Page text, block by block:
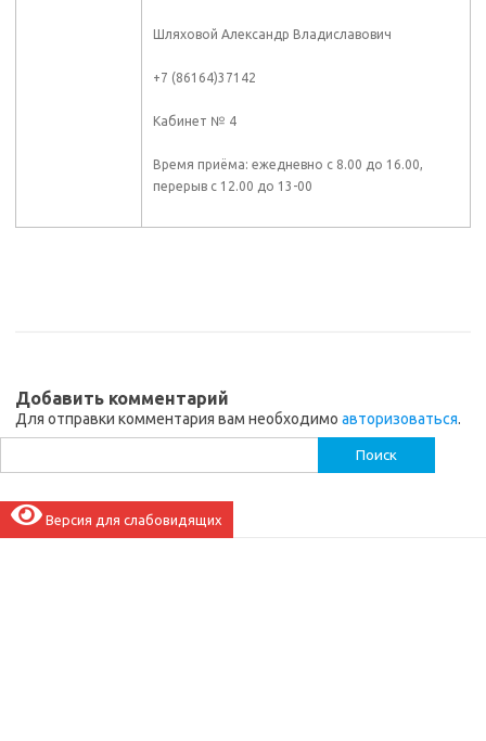
Шляховой Александр Владиславович
+7 (86164)37142
Кабинет № 4
Время приёма: ежедневно с 8.00 до 16.00,
перерыв с 12.00 до 13-00
Добавить комментарий
Для отправки комментария вам необходимо авторизоваться.
Версия для слабовидящих